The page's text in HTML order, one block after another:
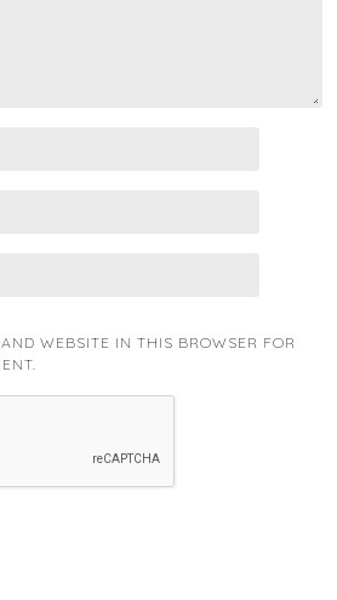
WEBSITE IN THIS BROWSER FOR